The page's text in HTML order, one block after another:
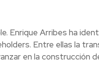
Enrique Arribes ha
Entre ellas la
en la construcción